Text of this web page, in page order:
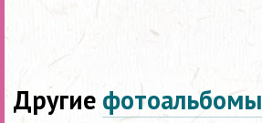
Другие фотоальбомы